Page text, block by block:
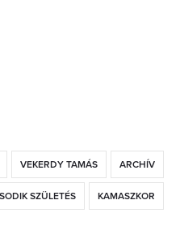
VEKERDY TAMÁS ARCHÍV
SZÜLETÉS KAMASZKOR